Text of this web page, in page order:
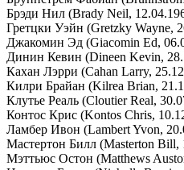
Брэди Нил (Brady Neil,
Гретцки Уэйн (Gretzky Wayne,
Джакомин Эд (Giacomin Ed,
Динин Кевин (Dineen Kevin,
Кахан Лэрри (Cahan Larry,
Килри Брайан (Kilrea Brian,
Клутье Реаль (Cloutier Real,
Контос Крис (Kontos Chris,
Ламбер Ивон (Lambert Yvon,
Мастертон Билл (Masterton Bill,
Мэттьюс Остон (Matthews